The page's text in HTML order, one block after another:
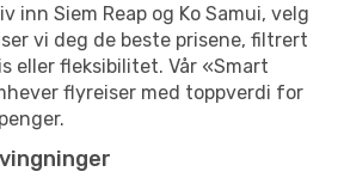
inn Siem Reap og Ko Samui, velg
vi deg de beste prisene, filtrert
eller fleksibilitet. Vår «Smart
flyreiser med toppverdi for